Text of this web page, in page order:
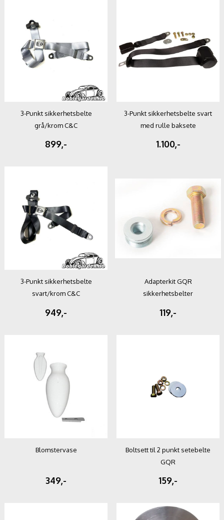
3-Punkt sikkerhetsbelte
grå/krom C&C
899,-
3-Punkt sikkerhetsbelte svart
med rulle baksete
1.100,-
3-Punkt sikkerhetsbelte
svart/krom C&C
949,-
Adapterkit GQR
sikkerhetsbelter
119,-
Blomstervase
349,-
Boltsett til 2 punkt setebelte
GQR
159,-